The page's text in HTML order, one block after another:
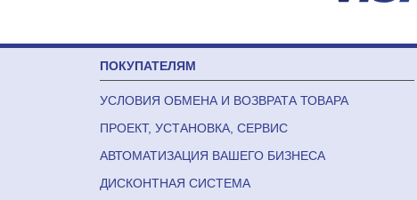
ПОКУПАТЕЛЯМ
УСЛОВИЯ ОБМЕНА И ВОЗВРАТА ТОВАРА
ПРОЕКТ, УСТАНОВКА, СЕРВИС
АВТОМАТИЗАЦИЯ ВАШЕГО БИЗНЕСА
ДИСКОНТНАЯ СИСТЕМА